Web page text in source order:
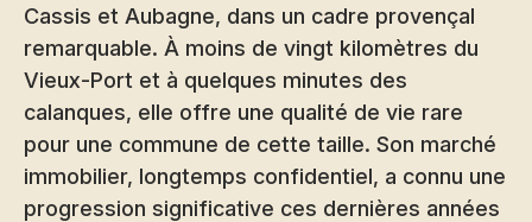
Cassis et Aubagne, dans un cadre provençal
remarquable. À moins de vingt kilomètres du
Vieux-Port et à quelques minutes des
calanques, elle offre une qualité de vie rare
pour une commune de cette taille. Son marché
immobilier, longtemps confidentiel, a connu une
progression significative ces dernières années